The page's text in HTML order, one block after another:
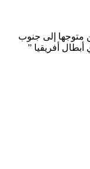
متوجها إلى جنوب
أبطال أﻓﺮﻳﻘﻴﺎ ”